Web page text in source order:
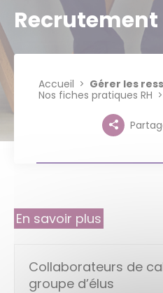
Recrutement
Accueil
Gérer les
Nos fiches pratiques RH
En savoir plus
Collaborateurs de
groupe d’élus